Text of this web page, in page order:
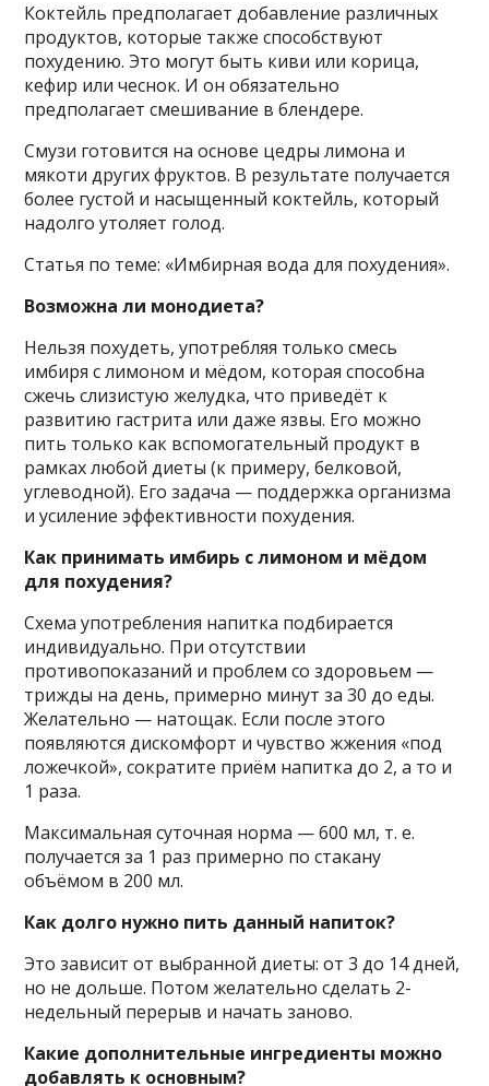
Коктейль предполагает добавление различных
продуктов, которые также способствуют
похудению. Это могут быть киви или корица,
кефир или чеснок. И он обязательно
предполагает смешивание в блендере.
Смузи готовится на основе цедры лимона и
мякоти других фруктов. В результате получается
более густой и насыщенный коктейль, который
надолго утоляет голод.
Статья по теме: «Имбирная вода для похудения».
Возможна ли монодиета?
Нельзя похудеть, употребляя только смесь
имбиря с лимоном и мёдом, которая способна
сжечь слизистую желудка, что приведёт к
развитию гастрита или даже язвы. Его можно
пить только как вспомогательный продукт в
рамках любой диеты (к примеру, белковой,
углеводной). Его задача — поддержка организма
и усиление эффективности похудения.
Как принимать имбирь с лимоном и мёдом
для похудения?
Схема употребления напитка подбирается
индивидуально. При отсутствии
противопоказаний и проблем со здоровьем —
трижды на день, примерно минут за 30 до еды.
Желательно — натощак. Если после этого
появляются дискомфорт и чувство жжения «под
ложечкой», сократите приём напитка до 2, а то и
1 раза.
Максимальная суточная норма — 600 мл, т. е.
получается за 1 раз примерно по стакану
объёмом в 200 мл.
Как долго нужно пить данный напиток?
Это зависит от выбранной диеты: от 3 до 14 дней,
но не дольше. Потом желательно сделать 2-
недельный перерыв и начать заново.
Какие дополнительные ингредиенты можно
добавлять к основным?